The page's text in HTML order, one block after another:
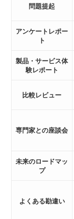
問題提起
アンケートレポー
ト
製品・サービス体
験レポート
比較レビュー
専門家との座談会
未来のロードマッ
プ
よくある勘違い